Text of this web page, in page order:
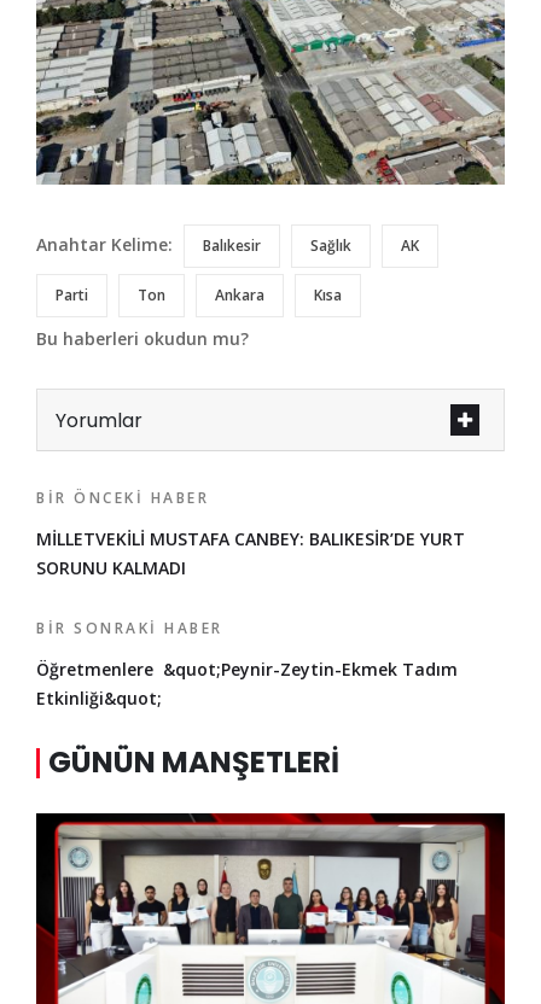
Anahtar Kelime: Balıkesir Sağlık AK
Parti Ton Ankara Kısa
Bu haberleri okudun mu?
Yorumlar
BIR ÖNCEKI HABER
MİLLETVEKİLİ MUSTAFA CANBEY: BALIKESİR’DE YURT
SORUNU KALMADI
BIR SONRAKI HABER
Öğretmenlere &quot;Peynir-Zeytin-Ekmek Tadım
Etkinliği&quot;
GÜNÜN MANŞETLERI